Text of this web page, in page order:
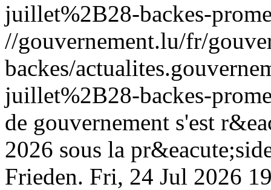
juillet%2B28-backes-
//gouvernement.lu/fr/
backes/
juillet%2B28-backes-
de gouvernement s'est
2026 sous la
Frieden. Fri, 24 Jul 2026